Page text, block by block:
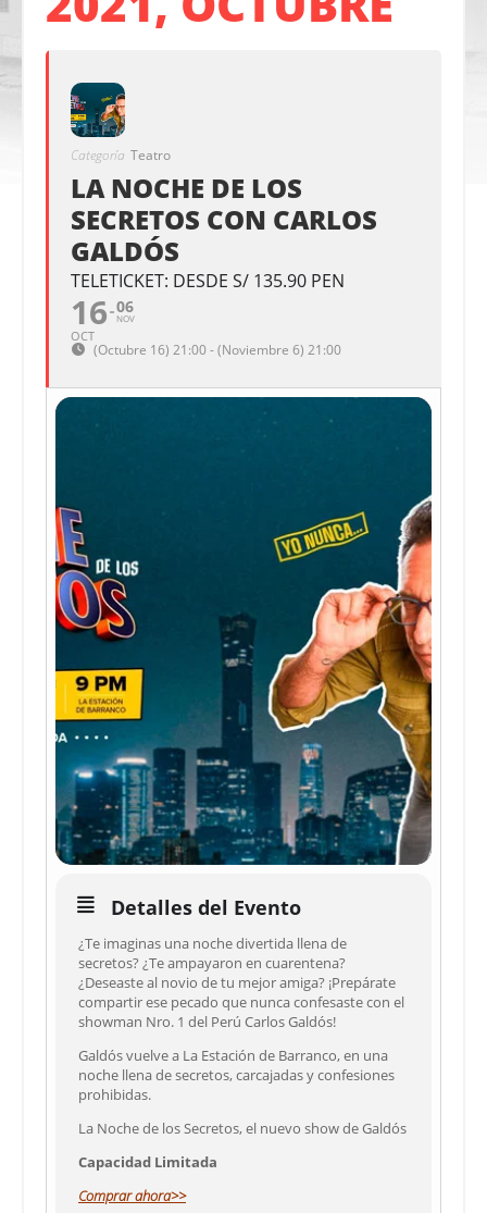
Categoría Teatro
LA NOCHE DE LOS
SECRETOS CON CARLOS
GALDÓS
TELETICKET: DESDE S/ 135.90 PEN
16
OCT
06
NOV
(Octubre 16) 21:00 - (Noviembre 6) 21:00
Detalles del Evento
¿Te imaginas una noche divertida llena de
secretos? ¿Te ampayaron en cuarentena?
¿Deseaste al novio de tu mejor amiga? ¡Prepárate
compartir ese pecado que nunca confesaste con el
showman Nro. 1 del Perú Carlos Galdós!
Galdós vuelve a La Estación de Barranco, en una
noche llena de secretos, carcajadas y confesiones
prohibidas.
La Noche de los Secretos, el nuevo show de Galdós
Capacidad Limitada
Comprar ahora>>